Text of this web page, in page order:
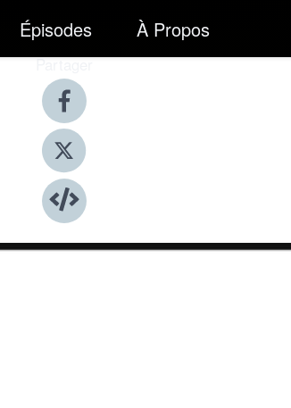
Épisodes À Propos
Partager